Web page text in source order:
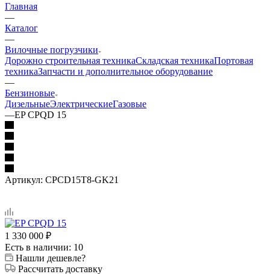
Главная
—
Каталог
—
Вилочные погрузчики
Дорожно строительная техникаСкладская техникаПортовая
техникаЗапчасти и дополнительное оборудование
—
Бензиновые
ДизельныеЭлектрическиеГазовые
—EP CPQD 15
Артикул: CPCD15T8-GK21
1 330 000 ₽
Есть в наличии: 10
Нашли дешевле?
Рассчитать доставку